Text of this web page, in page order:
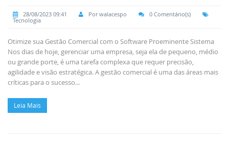
28/08/2023 09:41 Por walacespo
0 Comentário(s)
Tecnologia
Otimize sua Gestão Comercial com o Software Proeminente Sistema
Nos dias de hoje, gerenciar uma empresa, seja ela de pequeno, médio
ou grande porte, é uma tarefa complexa que requer precisão,
agilidade e visão estratégica. A gestão comercial é uma das áreas mais
críticas para o sucesso...
Leia Mais